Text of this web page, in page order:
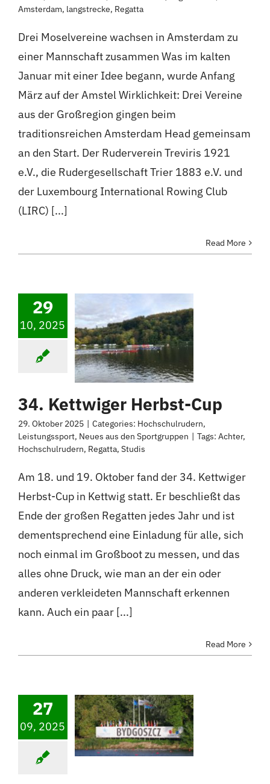
Amsterdam, langstrecke, Regatta
Drei Moselvereine wachsen in Amsterdam zu
einer Mannschaft zusammen Was im kalten
Januar mit einer Idee begann, wurde Anfang
März auf der Amstel Wirklichkeit: Drei Vereine
aus der Großregion gingen beim
traditionsreichen Amsterdam Head gemeinsam
an den Start. Der Ruderverein Treviris 1921
e.V., die Rudergesellschaft Trier 1883 e.V. und
der Luxembourg International Rowing Club
(LIRC) [...]
Read More
29
10, 2025
34. Kettwiger Herbst-Cup
29. Oktober 2025 | Categories: Hochschulrudern,
Leistungssport, Neues aus den Sportgruppen | Tags: Achter,
Hochschulrudern, Regatta, Studis
Am 18. und 19. Oktober fand der 34. Kettwiger
Herbst-Cup in Kettwig statt. Er beschließt das
Ende der großen Regatten jedes Jahr und ist
dementsprechend eine Einladung für alle, sich
noch einmal im Großboot zu messen, und das
alles ohne Druck, wie man an der ein oder
anderen verkleideten Mannschaft erkennen
kann. Auch ein paar [...]
Read More
27
09, 2025